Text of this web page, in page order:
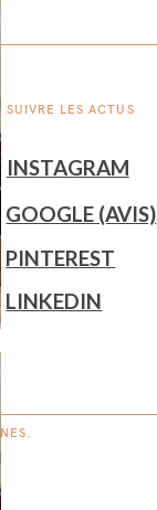
SUIVRE LES ACTUS
INSTAGRAM
GOOGLE (AVIS)
PINTEREST
LINKEDIN
NES.